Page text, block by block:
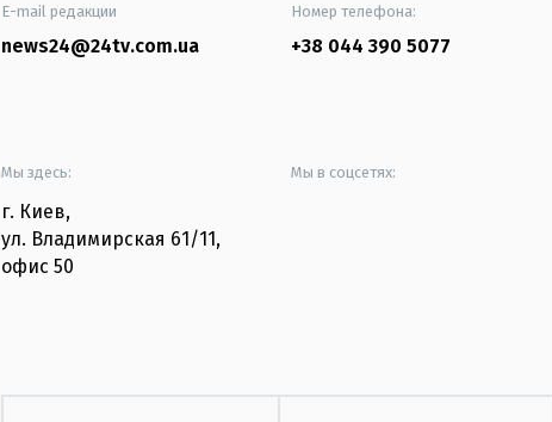
E-mail редакции
news24@24tv.com.ua
Номер телефона:
+38 044 390 5077
Мы здесь:
г. Киев,
ул. Владимирская 61/11,
офис 50
Мы в соцсетях: